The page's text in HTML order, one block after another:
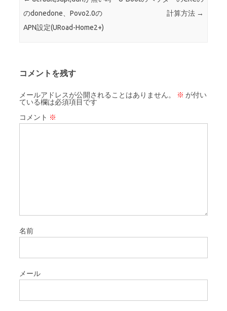
のdonedone、Povo2.0の
APN設定(URoad-Home2+)
計算方法 →
コメントを残す
メールアドレスが公開されることはありません。 ※ が付い
ている欄は必須項目です
コメント ※
名前
メール